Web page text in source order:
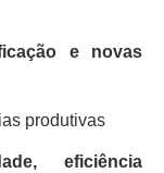
e novas
produtivas
eficiência